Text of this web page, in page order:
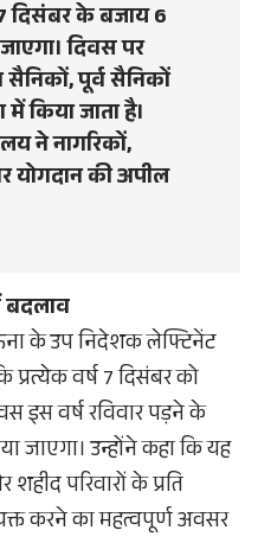
दिसंबर के बजाय 6
दिवस पर
पूर्व सैनिकों
किया जाता है।
ने नागरिकों,
योगदान की अपील
बदलाव
के उप निदेशक लेफ्टिनेंट
वर्ष 7 दिसंबर को
इस वर्ष रविवार पड़ने के
जाएगा। उन्होंने कहा कि यह
परिवारों के प्रति
करने का महत्वपूर्ण अवसर